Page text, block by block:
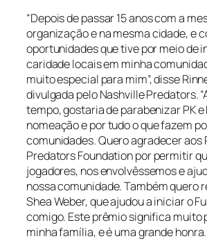
“Depois de passar 15 anos com a
organização e na mesma cidade, e
oportunidades que tive por meio de
caridade locais em minha
muito especial para mim”, disse
divulgada pelo Nashville Predators.
tempo, gostaria de parabenizar PK e
nomeação e por tudo o que fazem
comunidades. Quero agradecer aos
Predators Foundationpor permitir
jogadores, nos envolvêssemos e
nossa comunidade. Também quero
Shea Weber, que ajudou a iniciar o
comigo. Este prêmio significa muito
minha família, e é uma grande honra.